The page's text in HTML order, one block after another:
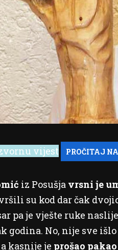
vijest
iz Posušja vrsni je
su kod dar čak
pa je vješte ruke
godina. No, nije sve
kasnije je prošao